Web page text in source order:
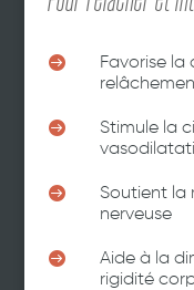

Favorise

Stimule la

Soutient la
nerveuse

Aide à la
rigidité